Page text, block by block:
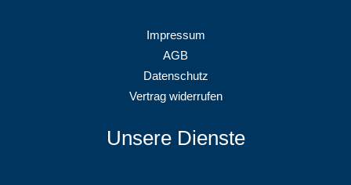
Impressum
AGB
Datenschutz
Vertrag widerrufen
Unsere Dienste